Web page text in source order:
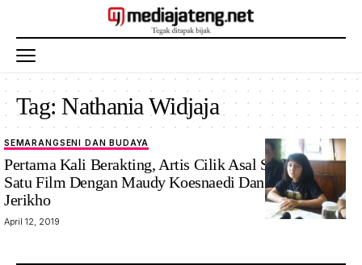
Tag:Nathania Widjaja
SEMARANGSENI DAN BUDAYA
Pertama Kali Berakting, Artis Cilik Asal Semarang Ini
Satu Film Dengan Maudy Koesnaedi Dan Chicco
Jerikho
April 12, 2019